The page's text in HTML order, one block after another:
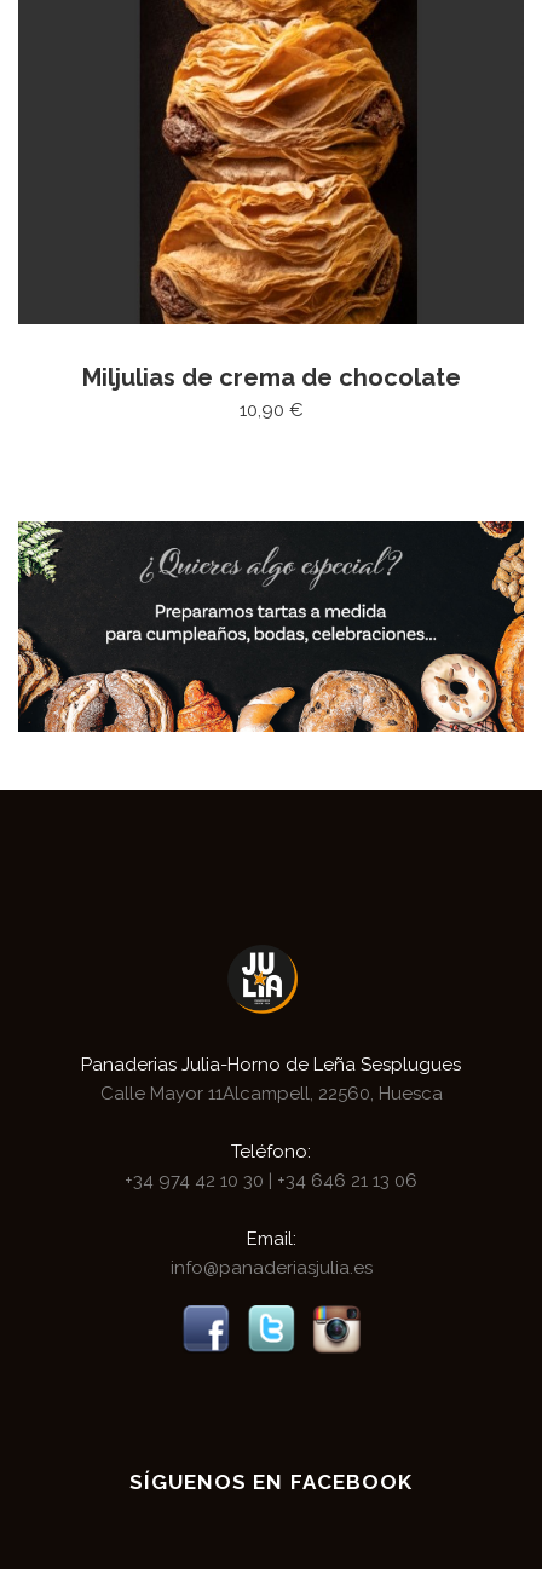
Miljulias de crema de chocolate
10,90 €
Panaderias Julia-Horno de Leña Sesplugues
Calle Mayor 11Alcampell, 22560, Huesca
Teléfono:
+34 974 42 10 30 | +34 646 21 13 06
Email:
info@panaderiasjulia.es
SÍGUENOS EN FACEBOOK